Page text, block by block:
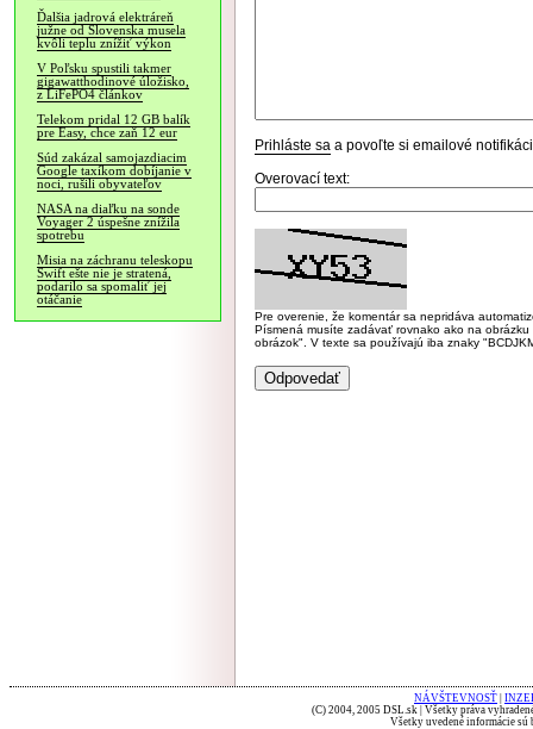
Ďalšia jadrová elektráreň
južne od Slovenska musela
kvôli teplu znížiť výkon
V Poľsku spustili takmer
gigawatthodinové úložisko,
z LiFePO4 článkov
Telekom pridal 12 GB balík
pre Easy, chce zaň 12 eur
Súd zakázal samojazdiacim
Google taxíkom dobíjanie v
noci, rušili obyvateľov
NASA na diaľku na sonde
Voyager 2 úspešne znížila
spotrebu
Misia na záchranu teleskopu
Swift ešte nie je stratená,
podarilo sa spomaliť jej
otáčanie
Prihláste sa a povoľte si emailové
Overovací text:
Pre overenie, že komentár sa nepridáva
Písmená musíte zadávať rovnako ako na
obrázok". V texte sa používajú iba znaky
NÁVŠTEVNOSŤ
(C) 2004, 2005 DSL.sk | Všetky práva
Všetky uvedené informácie sú